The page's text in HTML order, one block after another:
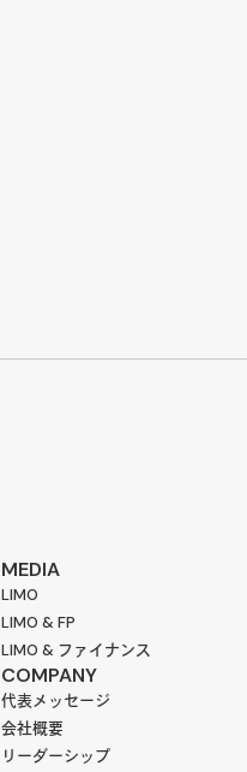
MEDIA
LIMO
LIMO & FP
LIMO & ファイナンス
COMPANY
代表メッセージ
会社概要
リーダーシップ